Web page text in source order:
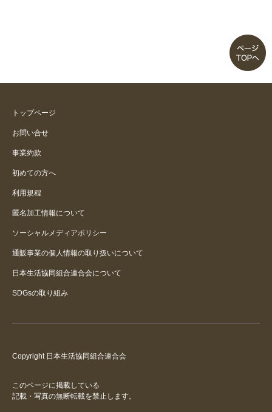
トップページ
お問い合せ
事業約款
初めての方へ
利用規程
匿名加工情報について
ソーシャルメディアポリシー
通販事業の個人情報の取り扱いについて
日本生活協同組合連合会について
SDGsの取り組み
Copyright 日本生活協同組合連合会
このページに掲載している
記載・写真の無断転載を禁止します。